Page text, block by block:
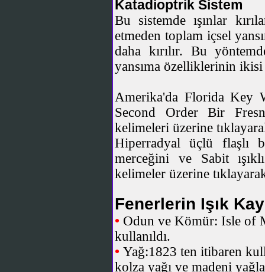
Katadioptrik Sistem
Bu sistemde ışınlar
etmeden toplam içsel
daha kırılır. Bu
yansıma özelliklerinin ikisi
Amerika'da Florida Key
Second Order Bir
kelimeleri üzerine
Hiperradyal üçlü flaşlı
merceğini ve Sabit
kelimeler üzerine
Fenerlerin Işık
• Odun ve Kömür: Isle of
kullanıldı.
• Yağ:1823 ten itibaren
kolza yağı ve madeni